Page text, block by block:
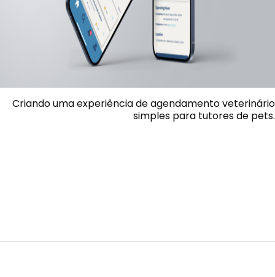
Criando uma experiência de agendamento veterinário
simples para tutores de pets.